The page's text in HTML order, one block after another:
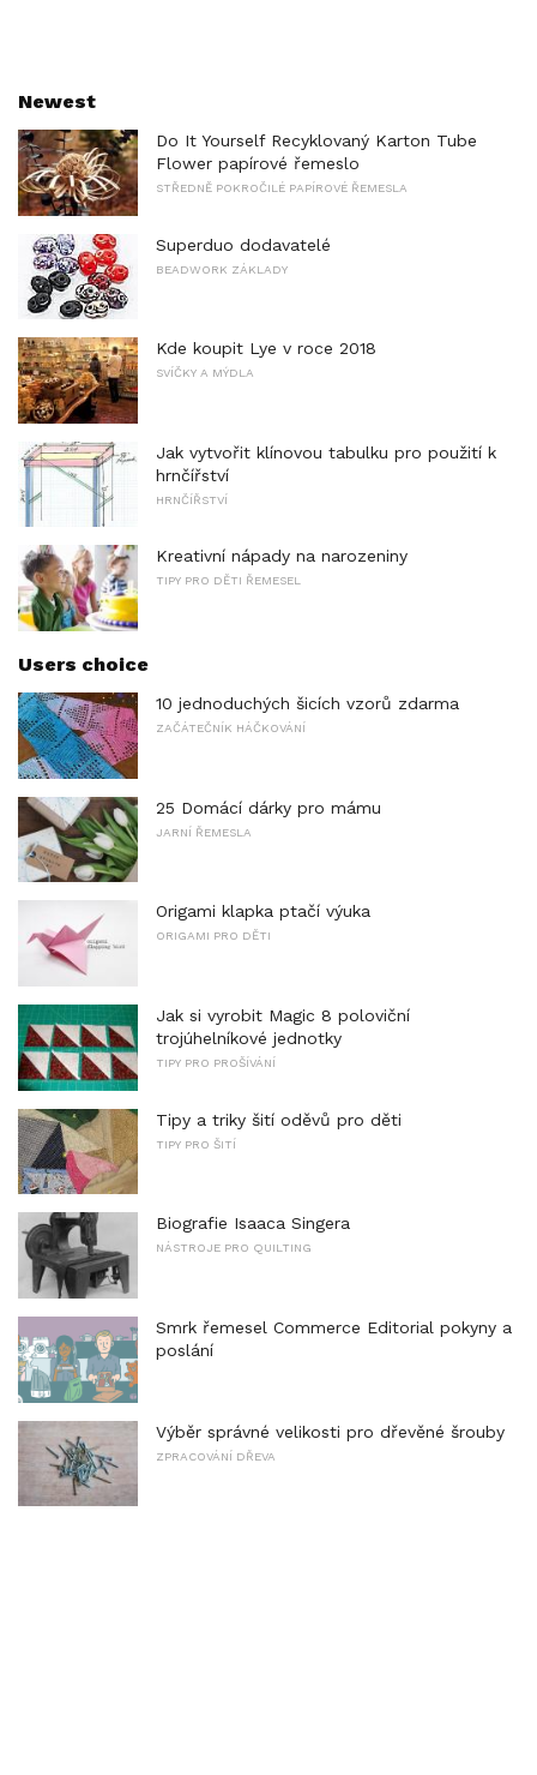
Newest
Do It Yourself Recyklovaný Karton Tube
Flower papírové řemeslo
STŘEDNĚ POKROČILÉ PAPÍROVÉ ŘEMESLA
Superduo dodavatelé
BEADWORK ZÁKLADY
Kde koupit Lye v roce 2018
SVÍČKY A MÝDLA
Jak vytvořit klínovou tabulku pro použití k
hrnčířství
HRNČÍŘSTVÍ
Kreativní nápady na narozeniny
TIPY PRO DĚTI ŘEMESEL
Users choice
10 jednoduchých šicích vzorů zdarma
ZAČÁTEČNÍK HÁČKOVÁNÍ
25 Domácí dárky pro mámu
JARNÍ ŘEMESLA
Origami klapka ptačí výuka
ORIGAMI PRO DĚTI
Jak si vyrobit Magic 8 poloviční
trojúhelníkové jednotky
TIPY PRO PROŠÍVÁNÍ
Tipy a triky šití oděvů pro děti
TIPY PRO ŠITÍ
Biografie Isaaca Singera
NÁSTROJE PRO QUILTING
Smrk řemesel Commerce Editorial pokyny a
poslání
Výběr správné velikosti pro dřevěné šrouby
ZPRACOVÁNÍ DŘEVA